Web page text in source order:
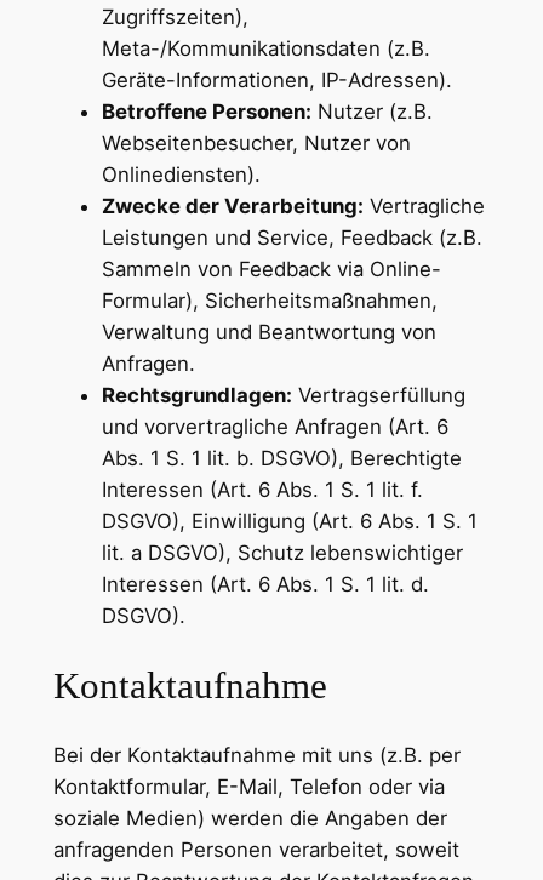
Zugriffszeiten),
Meta-/Kommunikationsdaten (z.B.
Geräte-Informationen, IP-Adressen).
Betroffene Personen: Nutzer (z.B.
Webseitenbesucher, Nutzer von
Onlinediensten).
Zwecke der Verarbeitung: Vertragliche
Leistungen und Service, Feedback (z.B.
Sammeln von Feedback via Online-
Formular), Sicherheitsmaßnahmen,
Verwaltung und Beantwortung von
Anfragen.
Rechtsgrundlagen: Vertragserfüllung
und vorvertragliche Anfragen (Art. 6
Abs. 1 S. 1 lit. b. DSGVO), Berechtigte
Interessen (Art. 6 Abs. 1 S. 1 lit. f.
DSGVO), Einwilligung (Art. 6 Abs. 1 S. 1
lit. a DSGVO), Schutz lebenswichtiger
Interessen (Art. 6 Abs. 1 S. 1 lit. d.
DSGVO).
Kontaktaufnahme
Bei der Kontaktaufnahme mit uns (z.B. per
Kontaktformular, E-Mail, Telefon oder via
soziale Medien) werden die Angaben der
anfragenden Personen verarbeitet, soweit